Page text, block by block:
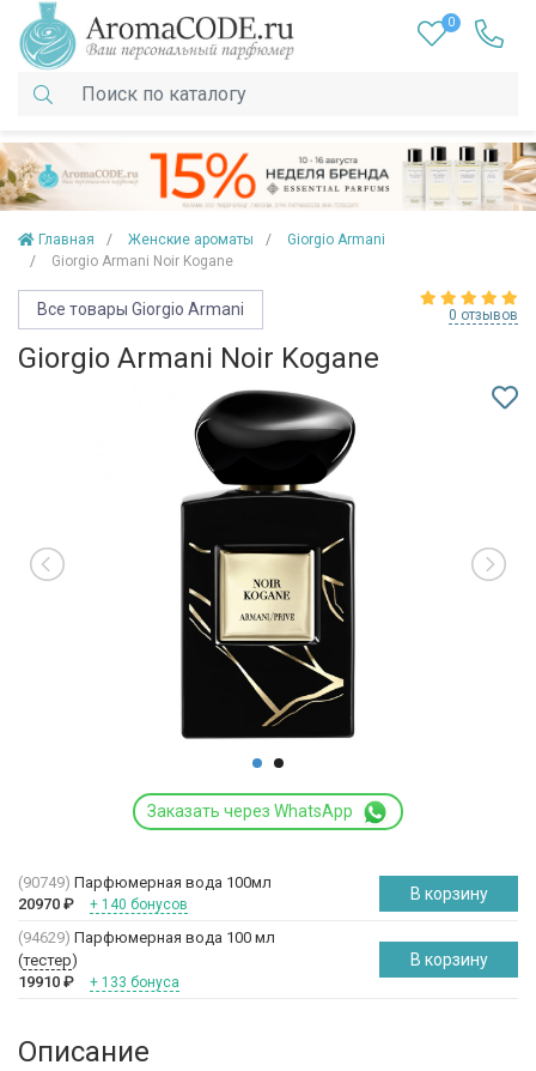
0
Главная Женские ароматы
Giorgio Armani
Giorgio Armani Noir Kogane
Все товары Giorgio Armani 0 отзывов
Giorgio Armani Noir Kogane
Заказать через WhatsApp
(90749) Парфюмерная вода 100мл
20970 ₽ + 140 бонусов
В корзину
(94629) Парфюмерная вода 100 мл
(тестер)
19910 ₽ + 133 бонуса
В корзину
Описание